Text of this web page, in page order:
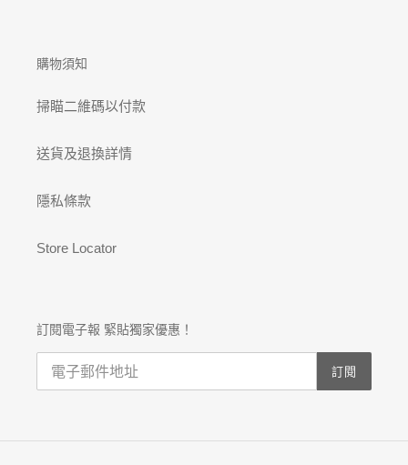
購物須知
掃瞄二維碼以付款
送貨及退換詳情
隱私條款
Store Locator
訂閱電子報 緊貼獨家優惠！
訂閱